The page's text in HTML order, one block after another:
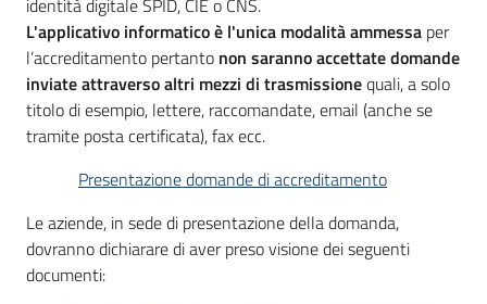
identità digitale SPID, CIE o CNS.
L'applicativo informatico è l'unica modalità ammessa per
l’accreditamento pertanto non saranno accettate domande
inviate attraverso altri mezzi di trasmissionequali, a solo
titolo di esempio, lettere, raccomandate, email (anche se
tramite posta certificata), fax ecc.
Presentazione domande di accreditamento
Le aziende, in sede di presentazione della domanda,
dovranno dichiarare di aver preso visione dei seguenti
documenti: